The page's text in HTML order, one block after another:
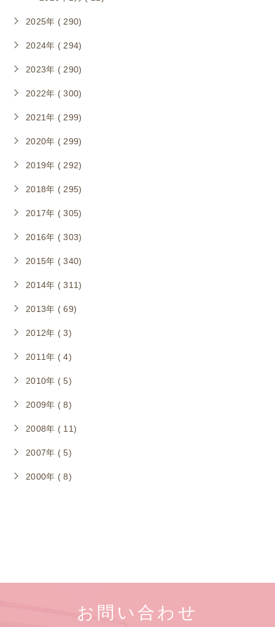
2025年 ( 290)
2024年 ( 294)
2023年 ( 290)
2022年 ( 300)
2021年 ( 299)
2020年 ( 299)
2019年 ( 292)
2018年 ( 295)
2017年 ( 305)
2016年 ( 303)
2015年 ( 340)
2014年 ( 311)
2013年 ( 69)
2012年 ( 3)
2011年 ( 4)
2010年 ( 5)
2009年 ( 8)
2008年 ( 11)
2007年 ( 5)
2000年 ( 8)
お問い合わせ